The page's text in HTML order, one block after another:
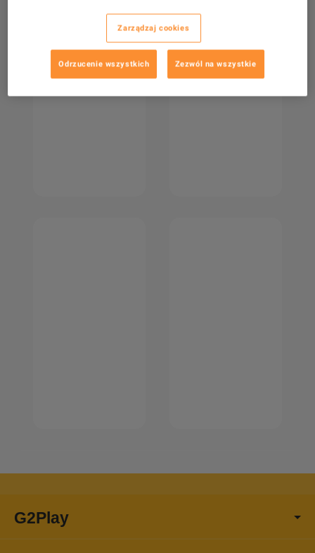
G2Play
Zarządzaj cookies
Odrzucenie wszystkich Zezwól na wszystkie